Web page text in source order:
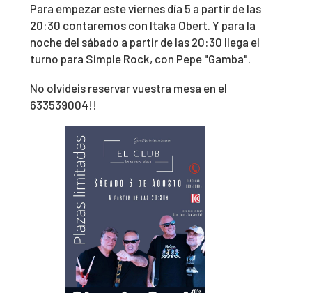
Para empezar este viernes día 5 a partir de las
20:30 contaremos con Itaka Obert. Y para la
noche del sábado a partir de las 20:30 llega el
turno para Simple Rock, con Pepe "Gamba".
No olvideis reservar vuestra mesa en el
633539004!!